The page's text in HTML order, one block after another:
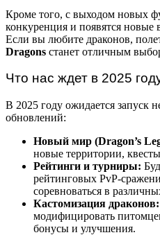
Кроме того, с выходом новых
конкуренция и появятся новые
Если вы любите драконов,
Dragons станет отличным
Что нас ждет в 2025
В 2025 году ожидается запуск
обновлений:
Новый мир (Dragon’s
новые территории,
Рейтинги и турниры:
рейтинговых PvP-
соревноваться в
Кастомизация драконов:
модифицировать
бонусы и улучшения.